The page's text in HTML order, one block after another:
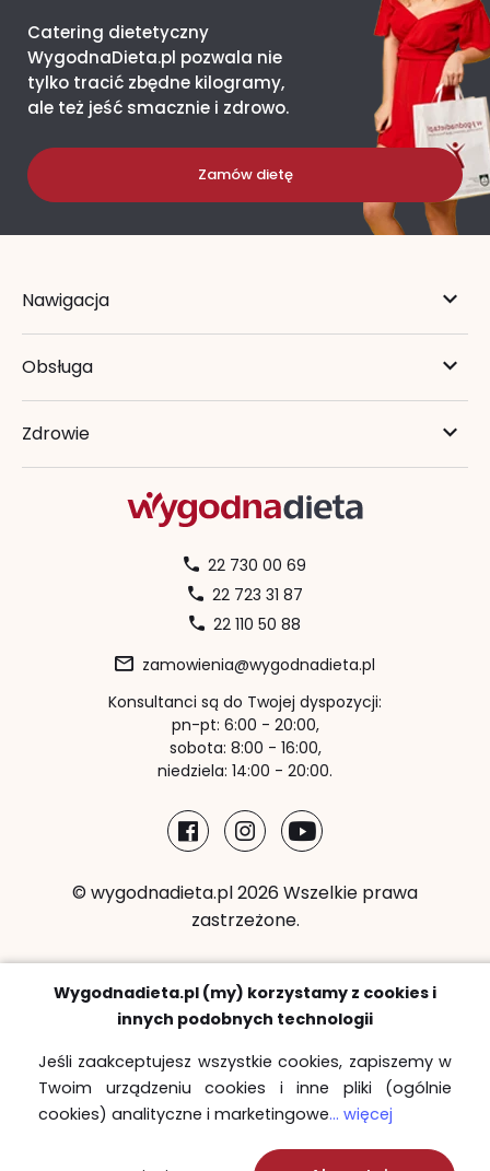
Catering dietetyczny
WygodnaDieta.pl pozwala nie
tylko tracić zbędne kilogramy,
ale też jeść smacznie i zdrowo.
Zamów dietę
Nawigacja
Obsługa
Zdrowie
22 730 00 69
22 723 31 87
22 110 50 88
zamowienia@wygodnadieta.pl
Konsultanci są do Twojej dyspozycji:
pn-pt: 6:00 - 20:00,
sobota: 8:00 - 16:00,
niedziela: 14:00 - 20:00.
© wygodnadieta.pl 2026 Wszelkie prawa
zastrzeżone.
Metody płatności:
Strefy bezpłatnych dostaw
Sprawdź
Wygodnadieta.pl (my) korzystamy z cookies i
innych podobnych technologii
Jeśli zaakceptujesz wszystkie cookies, zapiszemy w
Twoim urządzeniu cookies i inne pliki (ogólnie
cookies) analityczne i marketingowe... więcej